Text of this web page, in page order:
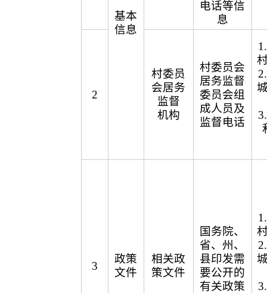
基本
信息
电话等信
息
2
村委员
会居务
监督
机构
村委员会
居务监督
委员会组
成人员及
监督电话
3
政策
文件
相关政
策文件
国务院、
省、州、
县印发需
要公开的
有关政策